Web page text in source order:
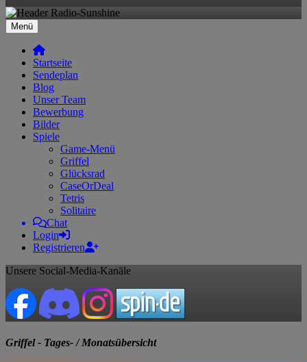
Menü
Startseite
Sendeplan
Blog
Unser Team
Bewerbung
Bilder
Spiele
Game-Menü
Griffel
Glücksrad
CaseOrDeal
Tetris
Solitaire
Chat
Login
Registrieren
Unsere Social-Media-Kanäle
Griffel - Tages- / Monatsübersicht